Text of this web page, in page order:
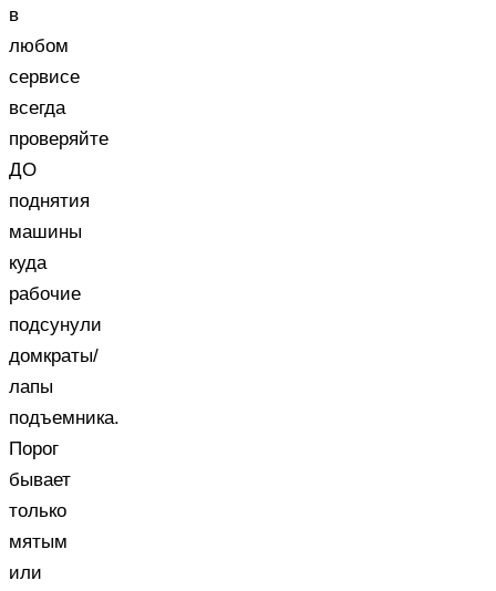
в
любом
сервисе
всегда
проверяйте
ДО
поднятия
машины
куда
рабочие
подсунули
домкраты/
лапы
подъемника.
Порог
бывает
только
мятым
или